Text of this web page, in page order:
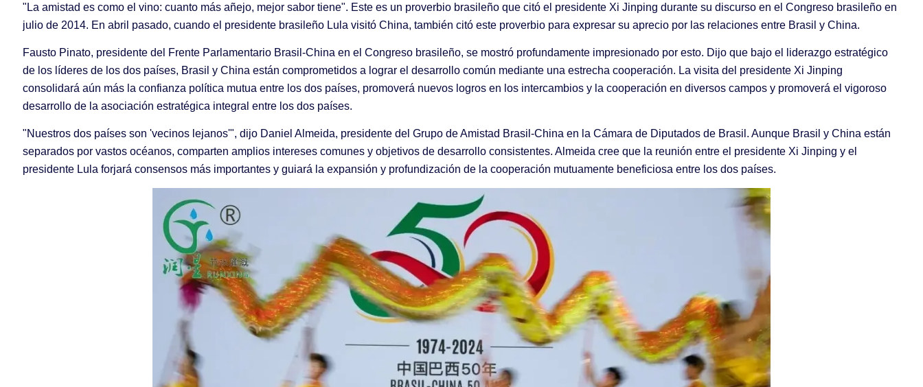
"La amistad es como el vino: cuanto más añejo, mejor sabor tiene". Este es un proverbio brasileño que citó el presidente Xi Jinping durante su discurso en el Congreso brasileño en
julio de 2014. En abril pasado, cuando el presidente brasileño Lula visitó China, también citó este proverbio para expresar su aprecio por las relaciones entre Brasil y China.
Fausto Pinato, presidente del Frente Parlamentario Brasil-China en el Congreso brasileño, se mostró profundamente impresionado por esto. Dijo que bajo el liderazgo estratégico
de los líderes de los dos países, Brasil y China están comprometidos a lograr el desarrollo común mediante una estrecha cooperación. La visita del presidente Xi Jinping
consolidará aún más la confianza política mutua entre los dos países, promoverá nuevos logros en los intercambios y la cooperación en diversos campos y promoverá el vigoroso
desarrollo de la asociación estratégica integral entre los dos países.
"Nuestros dos países son 'vecinos lejanos'", dijo Daniel Almeida, presidente del Grupo de Amistad Brasil-China en la Cámara de Diputados de Brasil. Aunque Brasil y China están
separados por vastos océanos, comparten amplios intereses comunes y objetivos de desarrollo consistentes. Almeida cree que la reunión entre el presidente Xi Jinping y el
presidente Lula forjará consensos más importantes y guiará la expansión y profundización de la cooperación mutuamente beneficiosa entre los dos países.